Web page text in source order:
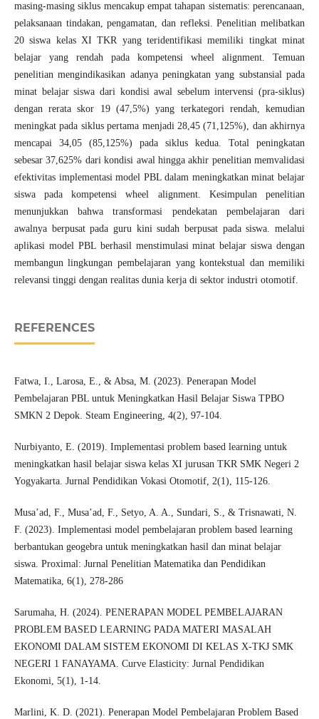
masing-masing siklus mencakup empat tahapan sistematis: perencanaan,
pelaksanaan tindakan, pengamatan, dan refleksi. Penelitian melibatkan
20 siswa kelas XI TKR yang teridentifikasi memiliki tingkat minat
belajar yang rendah pada kompetensi wheel alignment. Temuan
penelitian mengindikasikan adanya peningkatan yang substansial pada
minat belajar siswa dari kondisi awal sebelum intervensi (pra-siklus)
dengan rerata skor 19 (47,5%) yang terkategori rendah, kemudian
meningkat pada siklus pertama menjadi 28,45 (71,125%), dan akhirnya
mencapai 34,05 (85,125%) pada siklus kedua. Total peningkatan
sebesar 37,625% dari kondisi awal hingga akhir penelitian memvalidasi
efektivitas implementasi model PBL dalam meningkatkan minat belajar
siswa pada kompetensi wheel alignment. Kesimpulan penelitian
menunjukkan bahwa transformasi pendekatan pembelajaran dari
awalnya berpusat pada guru kini sudah berpusat pada siswa. melalui
aplikasi model PBL berhasil menstimulasi minat belajar siswa dengan
membangun lingkungan pembelajaran yang kontekstual dan memiliki
relevansi tinggi dengan realitas dunia kerja di sektor industri otomotif.
REFERENCES
Fatwa, I., Larosa, E., & Absa, M. (2023). Penerapan Model
Pembelajaran PBL untuk Meningkatkan Hasil Belajar Siswa TPBO
SMKN 2 Depok. Steam Engineering, 4(2), 97-104.
Nurbiyanto, E. (2019). Implementasi problem based learning untuk
meningkatkan hasil belajar siswa kelas XI jurusan TKR SMK Negeri 2
Yogyakarta. Jurnal Pendidikan Vokasi Otomotif, 2(1), 115-126.
Musa’ad, F., Musa’ad, F., Setyo, A. A., Sundari, S., & Trisnawati, N.
F. (2023). Implementasi model pembelajaran problem based learning
berbantukan geogebra untuk meningkatkan hasil dan minat belajar
siswa. Proximal: Jurnal Penelitian Matematika dan Pendidikan
Matematika, 6(1), 278-286
Sarumaha, H. (2024). PENERAPAN MODEL PEMBELAJARAN
PROBLEM BASED LEARNING PADA MATERI MASALAH
EKONOMI DALAM SISTEM EKONOMI DI KELAS X-TKJ SMK
NEGERI 1 FANAYAMA. Curve Elasticity: Jurnal Pendidikan
Ekonomi, 5(1), 1-14.
Marlini, K. D. (2021). Penerapan Model Pembelajaran Problem Based